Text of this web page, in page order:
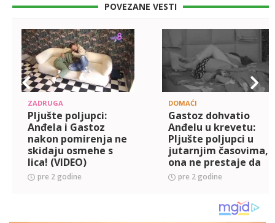
POVEZANE VESTI
ZADRUGA
Pljušte poljupci:
Anđela i Gastoz
nakon pomirenja ne
skidaju osmehe s
lica! (VIDEO)
pre 2 godine
DOMAĆI
Gastoz dohvatio
Anđelu u krevetu:
Pljušte poljupci u
jutarnjim časovima,
ona ne prestaje da
ga obasipa
nežnostima! (VIDEO)
pre 2 godine